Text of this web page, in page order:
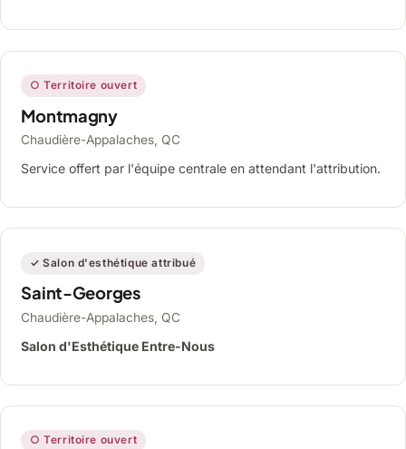
○ Territoire ouvert
Montmagny
Chaudière-Appalaches, QC
Service offert par l'équipe centrale en attendant l'attribution.
✓ Salon d'esthétique attribué
Saint-Georges
Chaudière-Appalaches, QC
Salon d'Esthétique Entre-Nous
○ Territoire ouvert